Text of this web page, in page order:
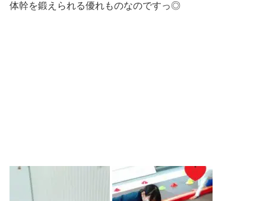
体幹を鍛えられる優れものなのですっ◎